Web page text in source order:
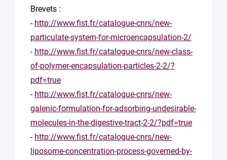
Brevets :
- http://www.fist.fr/catalogue-cnrs/new-
particulate-system-for-microencapsulation-2/
- http://www.fist.fr/catalogue-cnrs/new-class-
of-polymer-encapsulation-particles-2-2/?
pdf=true
- http://www.fist.fr/catalogue-cnrs/new-
galenic-formulation-for-adsorbing-undesirable-
molecules-in-the-digestive-tract-2-2/?pdf=true
- http://www.fist.fr/catalogue-cnrs/new-
liposome-concentration-process-governed-by-